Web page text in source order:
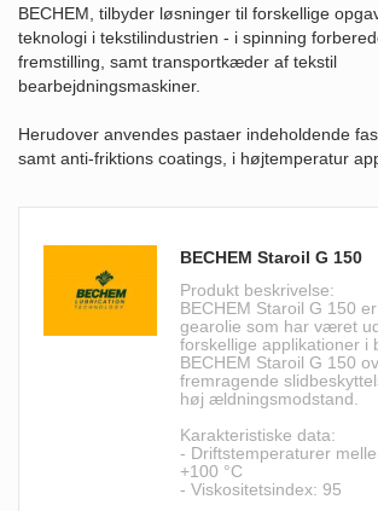
BECHEM, tilbyder løsninger til forskellige
teknologi i tekstilindustrien - i spinning
fremstilling, samt transportkæder af tekstil
bearbejdningsmaskiner.
Herudover anvendes pastaer indeholdende
samt anti-friktions coatings, i højtemperatur
BECHEM Staroil G 150
Produkt beskrivelse:
BECHEM Staroil G 150
gearolie som har været
forskellige applikationer i
BECHEM Staroil G 150
fremragende
høj ældningsmodstand.
Karakteristiske data:
- Driftstemperaturer
+100 °C
- Viskositetsindex: 95